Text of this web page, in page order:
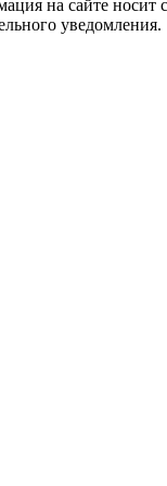
на сайте носит
уведомления.